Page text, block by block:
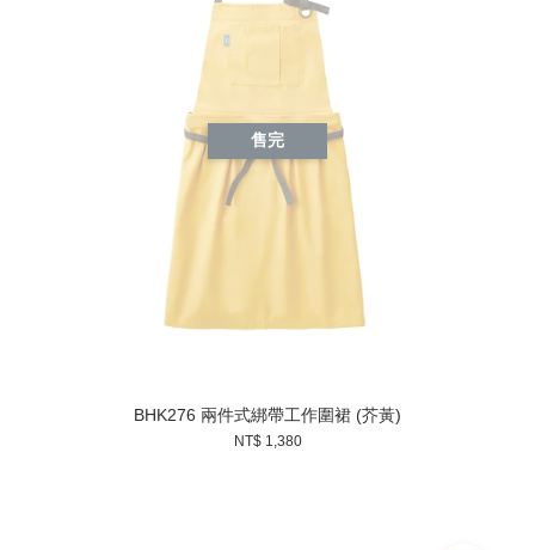
售完
BHK276 兩件式綁帶工作圍裙 (芥黃)
NT$ 1,380